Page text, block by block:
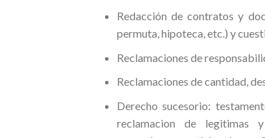
Redacción de contratos y
permuta, hipoteca, etc.) y
Reclamaciones de
Reclamaciones de cantidad,
Derecho sucesorio:
reclamacion de legitimas